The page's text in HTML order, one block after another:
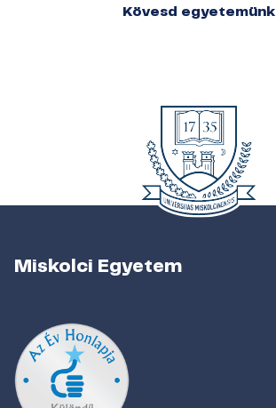
Kövesd egyetemünk
Miskolci Egyetem